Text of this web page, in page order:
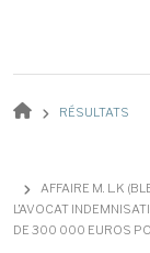
RÉSULTATS
AFFAIRE M. L.K
L’AVOCAT
DE 300 000 EUROS